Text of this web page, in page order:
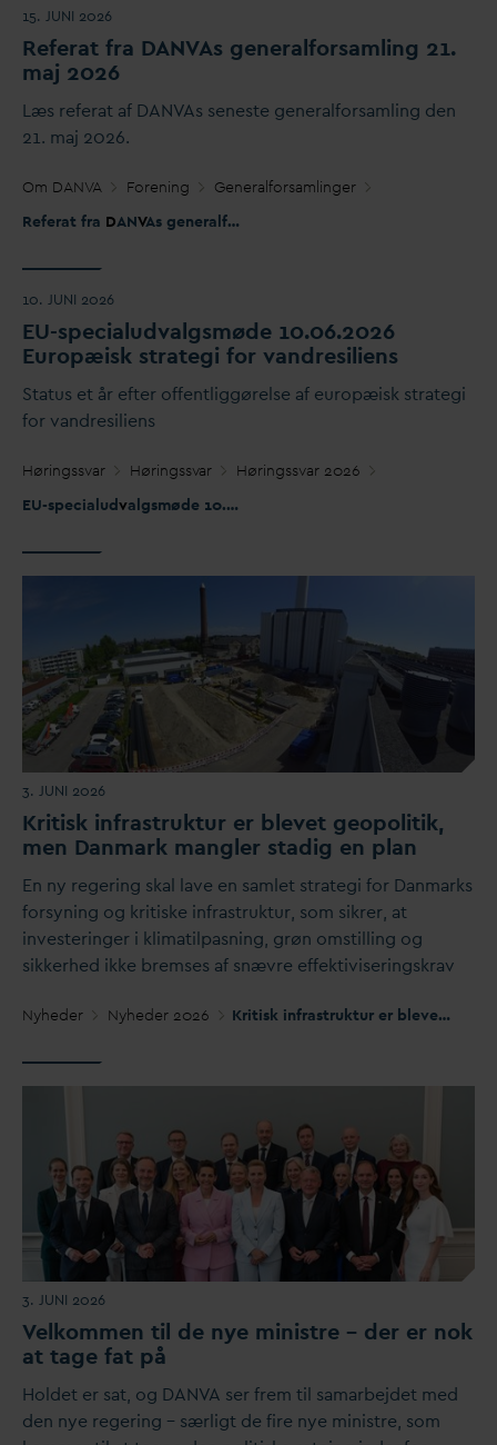
15. JUNI 2026
Referat fra DANVAs generalforsamling 21.
maj 2026
Læs referat af DANVAs seneste generalforsamling den
21. maj 2026.
Om DANVA Forening
Generalforsamlinger
Referat fra DANVAs generalforsamling 21. maj 2026
10. JUNI 2026
EU-specialudvalgsmøde 10.06.2026
Europæisk strategi for vandresiliens
Status et år efter offentliggørelse af europæisk strategi
for vandresiliens
Høringssvar Høringssvar Høringssvar 2026
EU-specialudvalgsmøde 10.06.2026 Europæisk strategi for
3. JUNI 2026
Kritisk infrastruktur er blevet geopolitik,
men Danmark mangler stadig en plan
En ny regering skal lave en samlet strategi for Danmarks
forsyning og kritiske infrastruktur, som sikrer, at
investeringer i klimatilpasning, grøn omstilling og
sikkerhed ikke bremses af snævre effektiviseringskrav
Nyheder Nyheder 2026 Kritisk infrastruktur er blevet geopolitik, men
3. JUNI 2026
Velkommen til de nye ministre – der er nok
at tage fat på
Holdet er sat, og DANVA ser frem til samarbejdet med
den nye regering – særligt de fire nye ministre, som